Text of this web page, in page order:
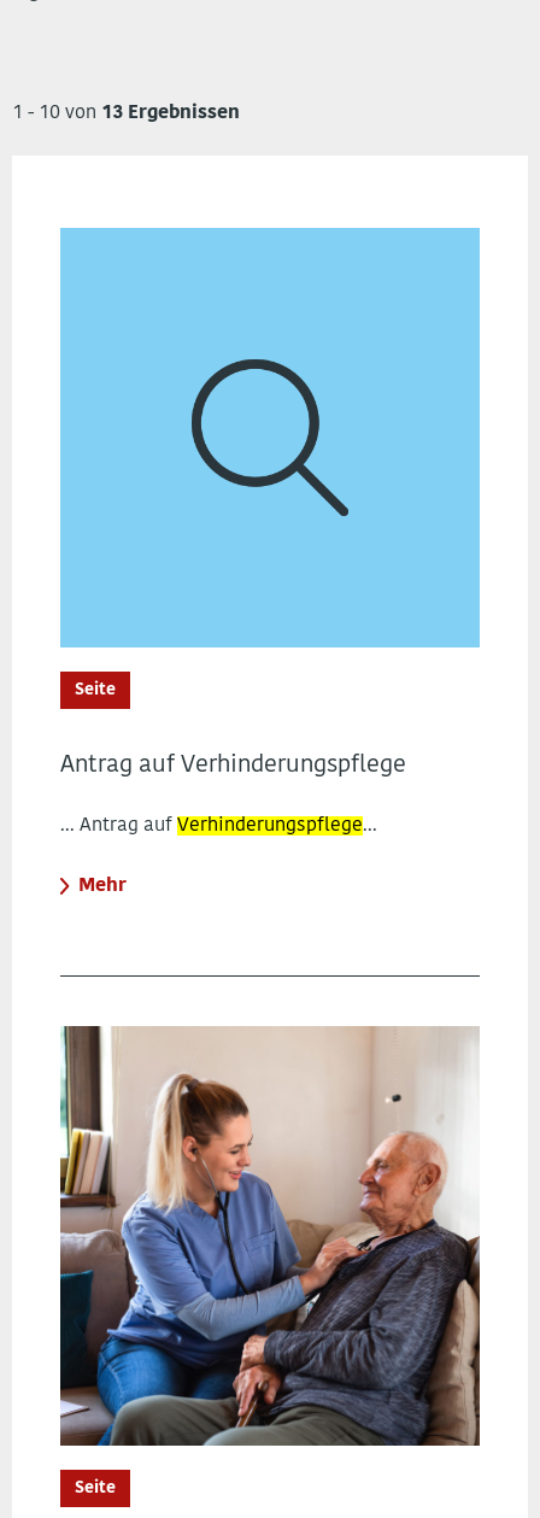
1 - 10 von 13 Ergebnissen
Seite
Antrag auf Verhinderungspflege
... Antrag auf Verhinderungspflege...
Mehr
Seite